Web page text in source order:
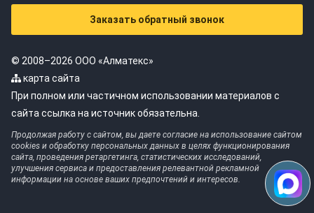
Заказать обратный звонок
© 2008–2026 ООО «Алматекс»
карта сайта
При полном или частичном использовании материалов с
сайта ссылка на источник обязательна.
Продолжая работу с сайтом, вы даете согласие на использование сайтом
cookies и обработку персональных данных в целях функционирования
сайта, проведения ретаргетинга, статистических исследований,
улучшения сервиса и предоставления релевантной рекламной
информации на основе ваших предпочтений и интересов.